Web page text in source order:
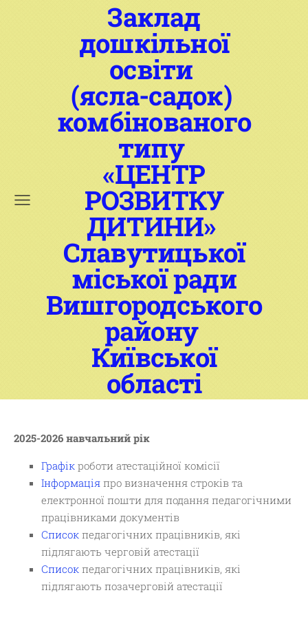
Заклад
дошкільної
освіти
(ясла-садок)
комбінованого
типу
«ЦЕНТР
РОЗВИТКУ
ДИТИНИ»
Славутицької
міської ради
Вишгородського
району
Київської
області
2025-2026 навчальний рік
Графік роботи атестаційної комісії
Інформація про визначення строків та
електронної пошти для подання педагогічними
працівниками документів
Список педагогічних працівників, які
підлягають черговій атестації
Список педагогічних працівників, які
підлягають позачерговій атестації